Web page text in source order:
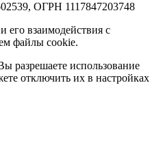
ОГРН 1117847203748
его взаимодействия с
файлы cookie.
разрешаете использование
отключить их в настройках